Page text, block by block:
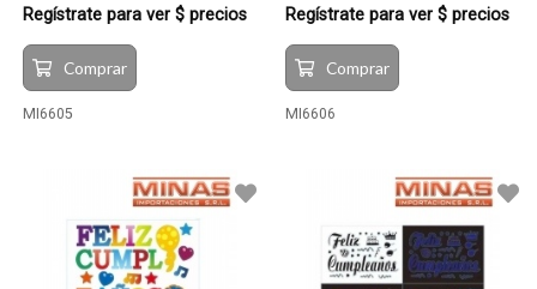
Regístrate para ver $ precios
Comprar
MI6605
Regístrate para ver $ precios
Comprar
MI6606